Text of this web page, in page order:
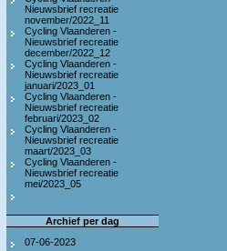
Nieuwsbrief recreatie
november/2022_11
Cycling Vlaanderen -
Nieuwsbrief recreatie
december/2022_12
Cycling Vlaanderen -
Nieuwsbrief recreatie
januari/2023_01
Cycling Vlaanderen -
Nieuwsbrief recreatie
februari/2023_02
Cycling Vlaanderen -
Nieuwsbrief recreatie
maart/2023_03
Cycling Vlaanderen -
Nieuwsbrief recreatie
mei/2023_05
Archief per dag
07-06-2023